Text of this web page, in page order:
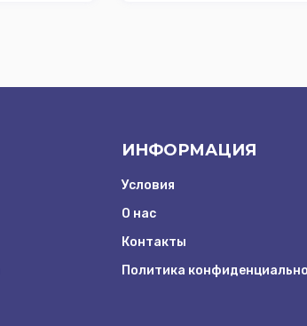
ИНФОРМАЦИЯ
Условия
О нас
Контакты
Политика